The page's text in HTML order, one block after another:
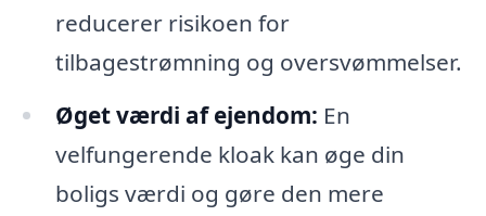
reducerer risikoen for
tilbagestrømning og oversvømmelser.
Øget værdi af ejendom: En
velfungerende kloak kan øge din
boligs værdi og gøre den mere